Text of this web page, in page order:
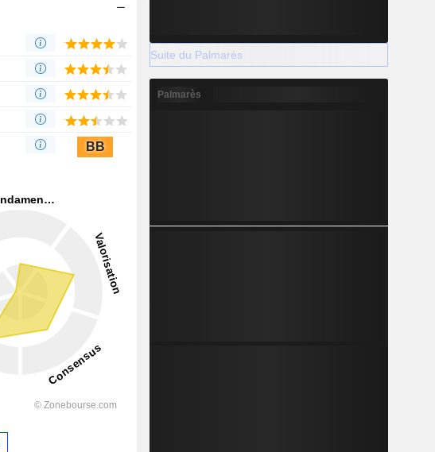
BB
Suite du Palmarès
Palmarès